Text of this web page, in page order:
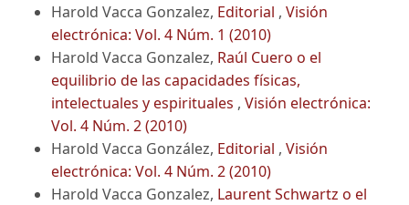
Harold Vacca Gonzalez, Editorial , Visión
electrónica: Vol. 4 Núm. 1 (2010)
Harold Vacca Gonzalez, Raúl Cuero o el
equilibrio de las capacidades físicas,
intelectuales y espirituales , Visión electrónica:
Vol. 4 Núm. 2 (2010)
Harold Vacca González, Editorial , Visión
electrónica: Vol. 4 Núm. 2 (2010)
Harold Vacca Gonzalez, Laurent Schwartz o el